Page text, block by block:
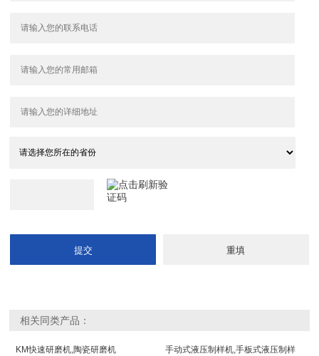
相关同类产品：
KM快速研磨机,陶瓷研磨机
手动式液压制样机,手板式液压制样